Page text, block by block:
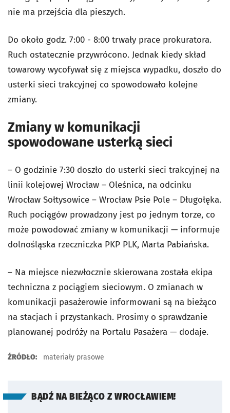
nie ma przejścia dla pieszych.
Do około godz. 7:00 - 8:00 trwały prace prokuratora.
Ruch ostatecznie przywrócono. Jednak kiedy skład
towarowy wycofywał się z miejsca wypadku, doszło do
usterki sieci trakcyjnej co spowodowało kolejne
zmiany.
Zmiany w komunikacji
spowodowane usterką sieci
– O godzinie 7:30 doszło do usterki sieci trakcyjnej na
linii kolejowej Wrocław – Oleśnica, na odcinku
Wrocław Sołtysowice – Wrocław Psie Pole – Długołęka.
Ruch pociągów prowadzony jest po jednym torze, co
może powodować zmiany w komunikacji — informuje
dolnośląska rzeczniczka PKP PLK, Marta Pabiańska.
– Na miejsce niezwłocznie skierowana została ekipa
techniczna z pociągiem sieciowym. O zmianach w
komunikacji pasażerowie informowani są na bieżąco
na stacjach i przystankach. Prosimy o sprawdzanie
planowanej podróży na Portalu Pasażera — dodaje.
ŹRÓDŁO: materiały prasowe
BĄDŹ NA BIEŻĄCO Z WROCŁAWIEM!